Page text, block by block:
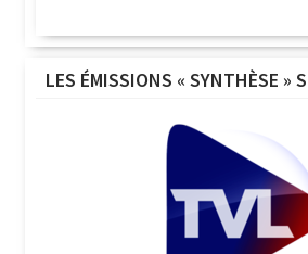
LES ÉMISSIONS « SYNTHÈSE »